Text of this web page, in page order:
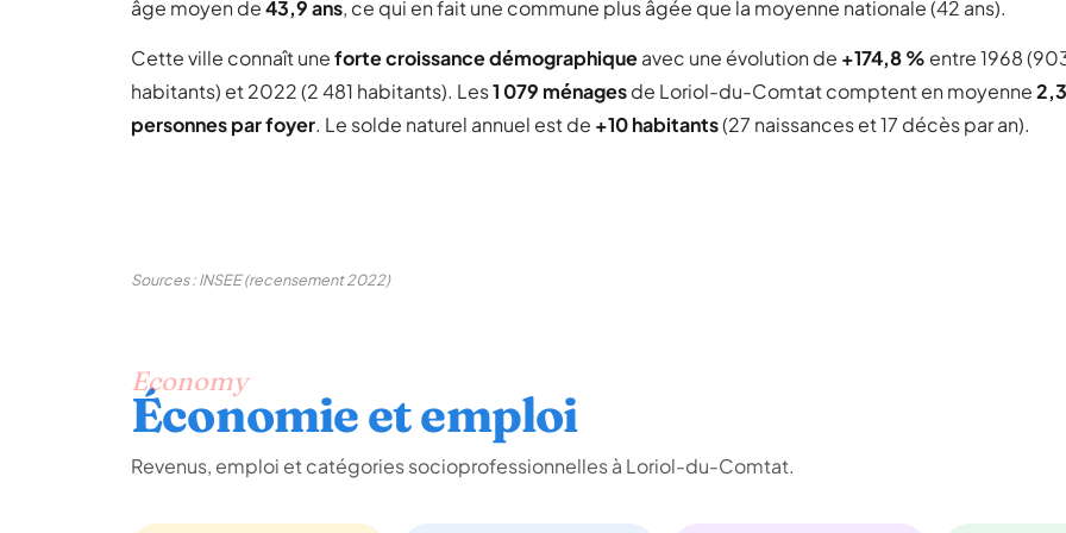
âge moyen de43,9 ans, ce qui en fait une commune plus âgée que la moyenne nationale (42 ans).
Cette ville connaît uneforte croissance démographiqueavec une évolution de +174,8 % entre 1968
habitants) et 2022 (2 481 habitants). Les1 079 ménagesde Loriol-du-Comtat comptent en moyenne
personnes par foyer. Le solde naturel annuel est de +10 habitants(27 naissances et 17 décès par an).
Sources : INSEE (recensement 2022)
Economy
Économie et emploi
Revenus, emploi et catégories socioprofessionnelles à Loriol-du-Comtat.